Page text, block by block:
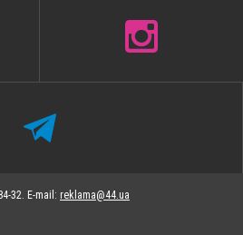
32. E-mail: reklama@44.ua